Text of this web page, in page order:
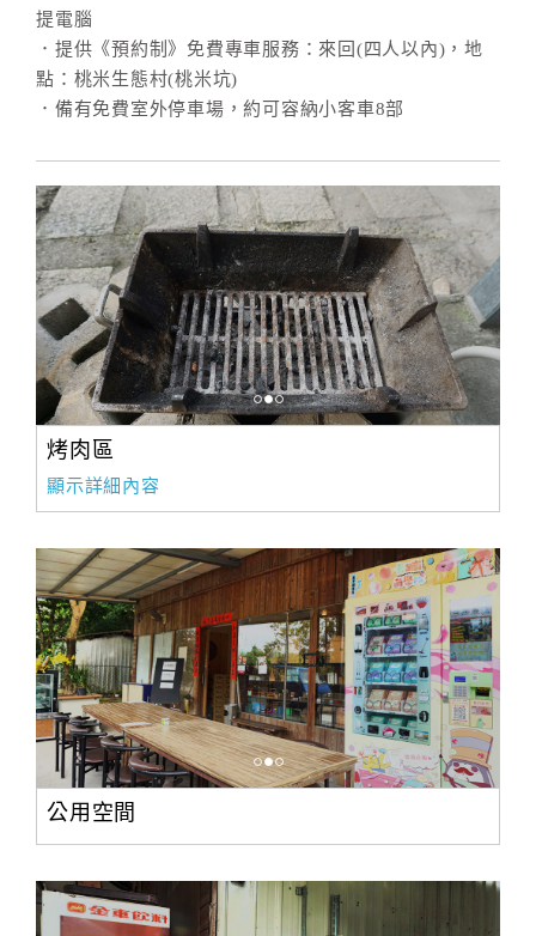
店
廠
商
合
作
伴
計
劃
商
品
宣
傳
提電腦
．提供《預約制》免費專車服務：來回(四人以內)，地
點：桃米生態村(桃米坑)
．備有免費室外停車場，約可容納小客車8部
烤肉區
顯示詳細內容
公用空間